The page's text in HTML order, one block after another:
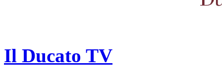
Il Ducato TV